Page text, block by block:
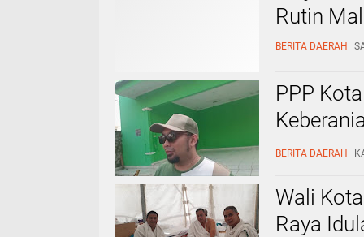
Rutin
BERITA DAERAH
PPP
Sesam
BERITA DAERAH
Wali
Raya